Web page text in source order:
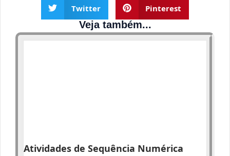
Twitter Pinterest
Veja também...
Atividades de Sequência Numérica